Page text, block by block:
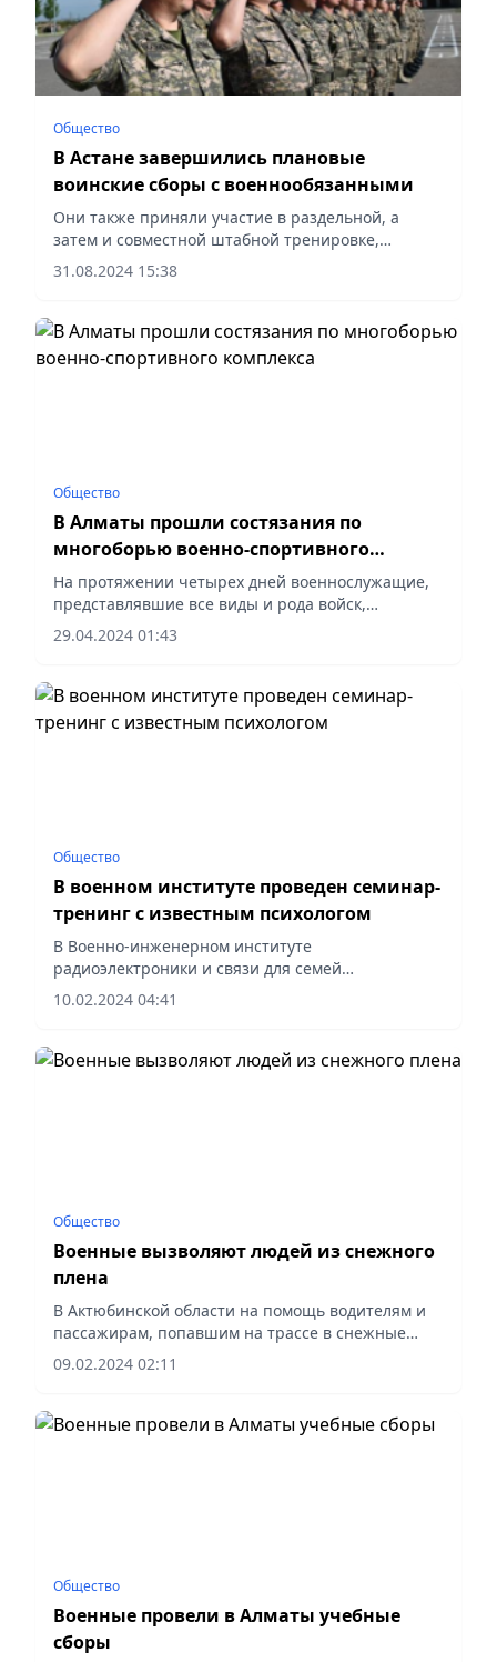
Общество
В Астане завершились плановые
воинские сборы с военнообязанными
Они также приняли участие в раздельной, а
затем и совместной штабной тренировке,
сообщает Vecher.kz.
31.08.2024 15:38
Общество
В Алматы прошли состязания по
многоборью военно-спортивного
комплекса
На протяжении четырех дней военнослужащие,
представлявшие все виды и рода войск,
региональные командования Вооруженных сил, а
также высшие военные учебные заведения,
29.04.2024 01:43
Общество
В военном институте проведен семинар-
тренинг с известным психологом
В Военно-инженерном институте
радиоэлектроники и связи для семей
военнослужащих проведен семинар-тренинг с
известным психологом, психотерапевтом,
10.02.2024 04:41
Общество
Военные вызволяют людей из снежного
плена
В Актюбинской области на помощь водителям и
пассажирам, попавшим на трассе в снежные
заносы, пришли военнослужащие регионального
командования «Запад» Вооруженных сил.
09.02.2024 02:11
Общество
Военные провели в Алматы учебные
сборы